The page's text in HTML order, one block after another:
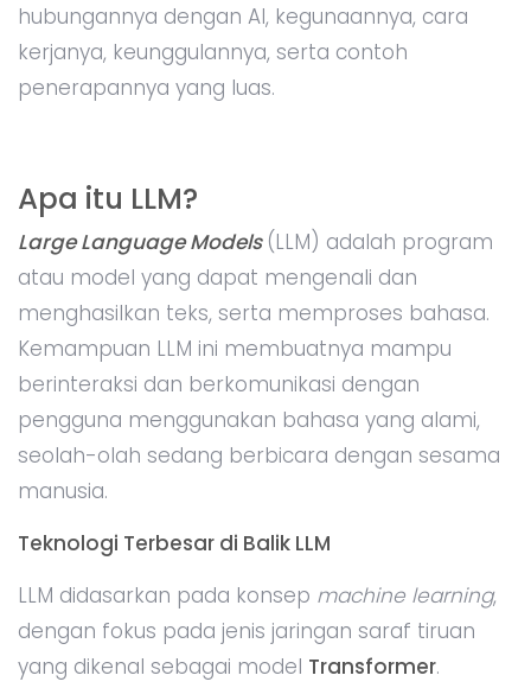
hubungannya dengan AI, kegunaannya, cara
kerjanya, keunggulannya, serta contoh
penerapannya yang luas.
Apa itu LLM?
Large Language Models (LLM) adalah program
atau model yang dapat mengenali dan
menghasilkan teks, serta memproses bahasa.
Kemampuan LLM ini membuatnya mampu
berinteraksi dan berkomunikasi dengan
pengguna menggunakan bahasa yang alami,
seolah-olah sedang berbicara dengan sesama
manusia.
Teknologi Terbesar di Balik LLM
LLM didasarkan pada konsep machine learning,
dengan fokus pada jenis jaringan saraf tiruan
yang dikenal sebagai model Transformer.